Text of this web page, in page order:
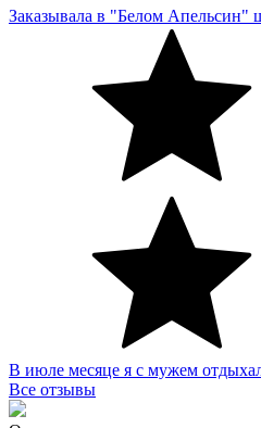
Заказывала в "Белом
В июле месяце я с мужем
Все отзывы